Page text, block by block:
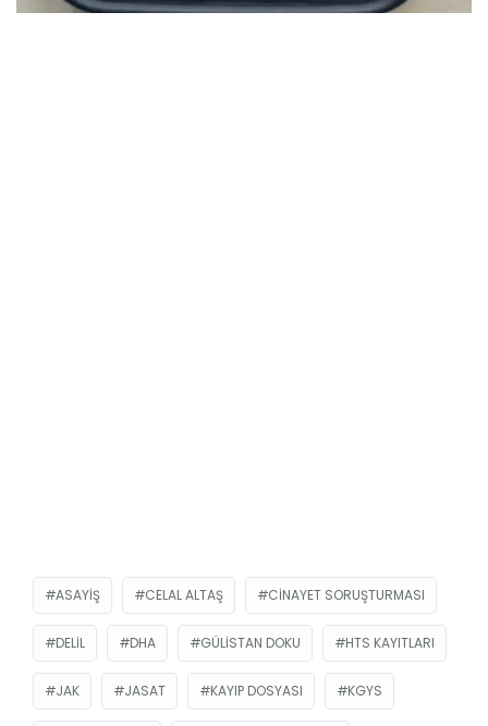
ASAYIŞ CELAL ALTAŞ CINAYET SORUŞTURMASI
DELIL DHA GÜLISTAN DOKU HTS KAYITLARI
JAK JASAT KAYIP DOSYASI KGYS